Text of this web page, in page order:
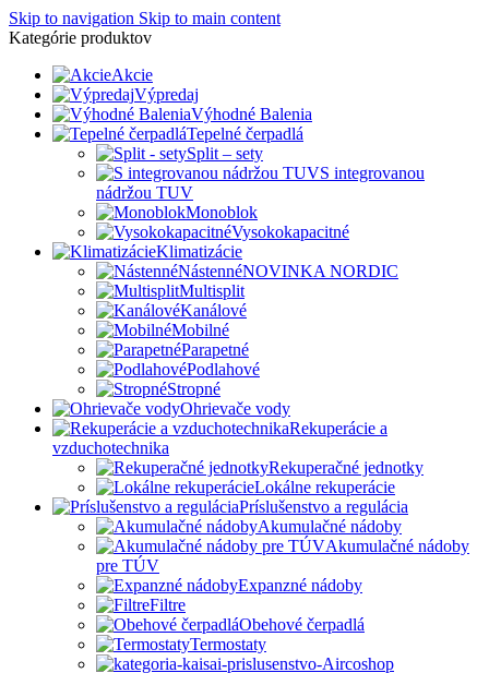
Skip to navigation Skip to main content
Kategórie produktov
Akcie
Výpredaj
Výhodné Balenia
Tepelné čerpadlá
Split – sety
S integrovanou
nádržou TUV
Monoblok
Vysokokapacitné
Klimatizácie
NástennéNOVINKA NORDIC
Multisplit
Kanálové
Mobilné
Parapetné
Podlahové
Stropné
Ohrievače vody
Rekuperácie a
vzduchotechnika
Rekuperačné jednotky
Lokálne rekuperácie
Príslušenstvo a regulácia
Akumulačné nádoby
Akumulačné nádoby
pre TÚV
Expanzné nádoby
Filtre
Obehové čerpadlá
Termostaty